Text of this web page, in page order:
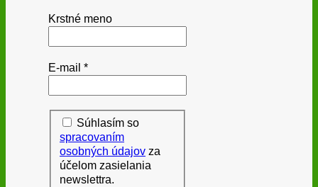
Krstné meno
E-mail *
Súhlasím so
spracovaním
osobných údajov za
účelom zasielania
newslettra.